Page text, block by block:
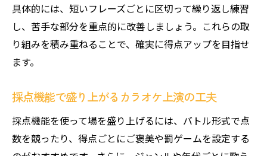
具体的には、短いフレーズごとに区切って繰り返し練習
し、苦手な部分を重点的に改善しましょう。これらの取
り組みを積み重ねることで、確実に得点アップを目指せ
ます。
採点機能で盛り上がるカラオケ上演の工夫
採点機能を使って場を盛り上げるには、バトル形式で点
数を競ったり、得点ごとにご褒美や罰ゲームを設定する